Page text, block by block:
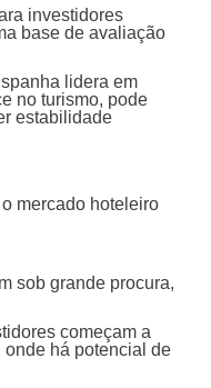
investidores
base de avaliação
lidera em
no turismo, pode
estabilidade
mercado hoteleiro
sob grande procura,
começam a
há potencial de